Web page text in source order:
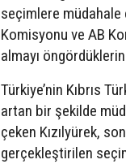
seçimlere
Komisyonu ve AB
almayı
Türkiye’nin Kıbrıs
artan bir şekilde
çeken Kızılyürek,
gerçekleştirilen